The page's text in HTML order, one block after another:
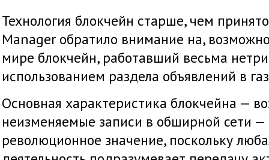
Технология блокчейн старше, чем
Manager обратило внимание на,
мире блокчейн, работавший весьма
использованием раздела объявлений в
Основная характеристика блокчейна —
неизменяемые записи в обширной сети
революционное значение, поскольку